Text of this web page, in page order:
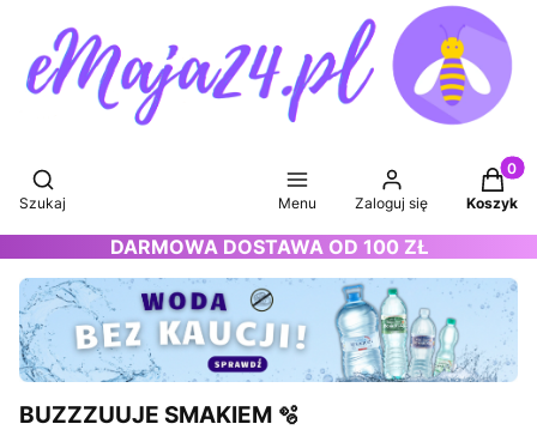
Otwórz wyszukiwarkę
Szukaj Menu Zaloguj się Koszyk
DARMOWA DOSTAWA OD 100 ZŁ
BUZZZUUJE SMAKIEM 🫧